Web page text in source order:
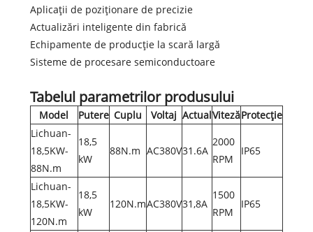
Aplicații de poziționare de precizie
Actualizări inteligente din fabrică
Echipamente de producție la scară largă
Sisteme de procesare semiconductoare
Tabelul parametrilor produsului
Model Putere Cuplu Voltaj ActualVitezăProtecţie
Lichuan-
18,5KW-
88N.m
18,5
kW
88N.m AC380V31.6A
2000
RPM
IP65
Lichuan-
18,5KW-
120N.m
18,5
kW
120N.mAC380V31,8A
1500
RPM
IP65